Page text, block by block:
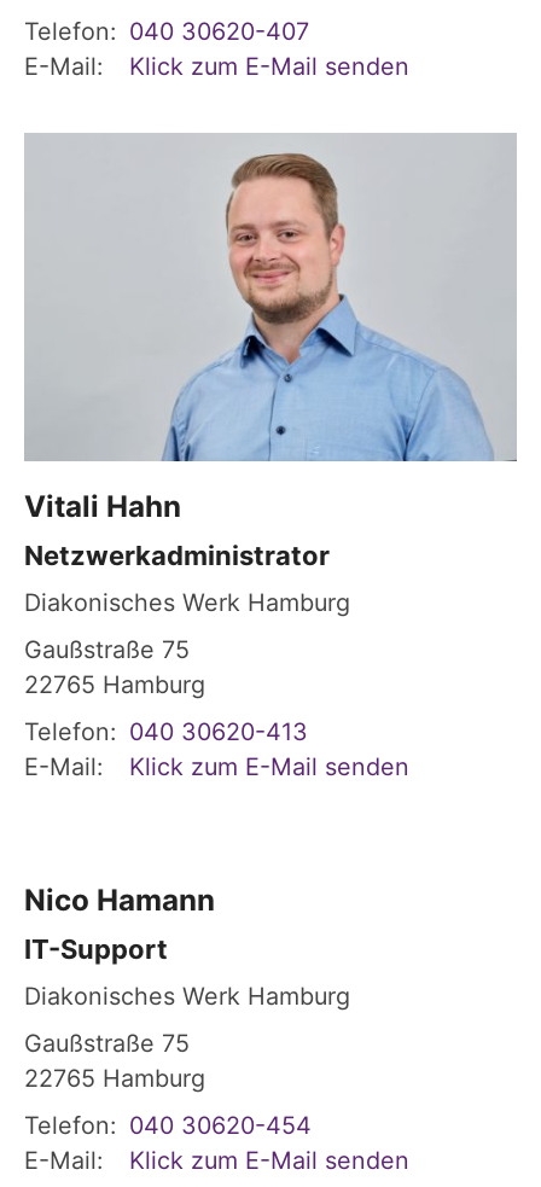
Telefon: 040 30620-407
E-Mail:
Klick zum E-Mail senden
Vitali Hahn
Netzwerkadministrator
Diakonisches Werk Hamburg
Gaußstraße 75
22765 Hamburg
Telefon: 040 30620-413
E-Mail:
Klick zum E-Mail senden
Nico Hamann
IT-Support
Diakonisches Werk Hamburg
Gaußstraße 75
22765 Hamburg
Telefon: 040 30620-454
E-Mail:
Klick zum E-Mail senden